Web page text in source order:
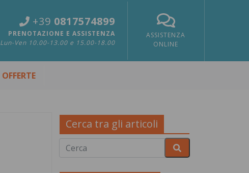
+39 0817574899
PRENOTAZIONE E ASSISTENZA
Lun-Ven 10.00-13.00 e 15.00-18.00
ASSISTENZA
ONLINE
OFFERTE
Cerca tra gli articoli